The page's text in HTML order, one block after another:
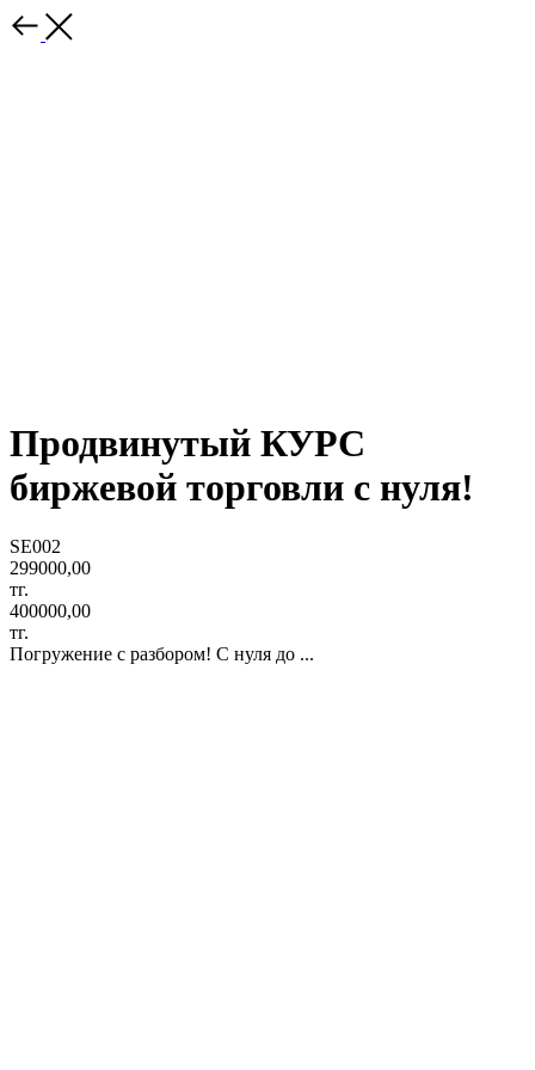
Продвинутый КУРС
биржевой торговли с нуля!
SE002
299000,00
тг.
400000,00
тг.
Погружение с разбором! С нуля до ...